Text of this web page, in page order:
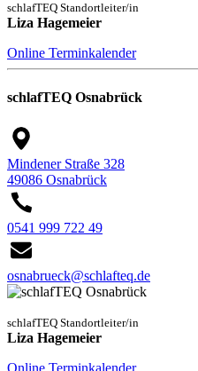
schlafTEQ Standortleiter/in
Liza Hagemeier
Online Terminkalender
schlafTEQ Osnabrück
Mindener Straße 328
49086 Osnabrück
0541 999 722 49
osnabrueck@schlafteq.de
schlafTEQ Standortleiter/in
Liza Hagemeier
Online Terminkalender